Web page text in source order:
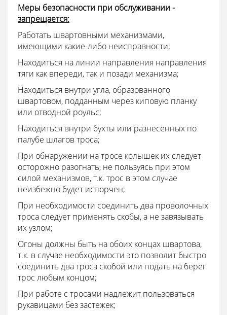
Меры безопасности при обслуживании -
запрещается:
Работать швартовными механизмами,
имеющими какие-либо неисправности;
Находиться на линии направления направления
тяги как впереди, так и позади механизма;
Находиться внутри угла, образованного
швартовом, подданным через киповую планку
или отводной роульс;
Находиться внутри бухты или разнесенных по
палубе шлагов троса;
При обнаружении на тросе колышек их следует
осторожно разогнать, не пользуясь при этом
силой механизмов, т.к. трос в этом случае
неизбежно будет испорчен;
При необходимости соединить два проволочных
троса следует применять скобы, а не завязывать
их узлом;
Огоны должны быть на обоих концах швартова,
т.к. в случае необходимости это позволит быстро
соединить два троса скобой или подать на берег
трос любым концом;
При работе с тросами надлежит пользоваться
рукавицами без застежек;